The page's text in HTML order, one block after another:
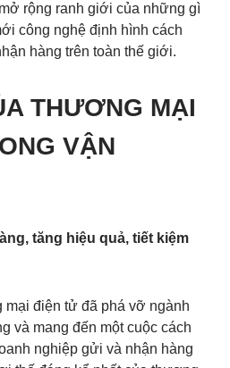
rộng ranh giới của những gì
công nghệ định hình cách
hàng trên toàn thế giới.
THƯƠNG MẠI
VẬN
tăng hiệu quả, tiết kiệm
điện tử đã phá vỡ ngành
và mang đến một cuộc cách
nghiệp gửi và nhận hàng